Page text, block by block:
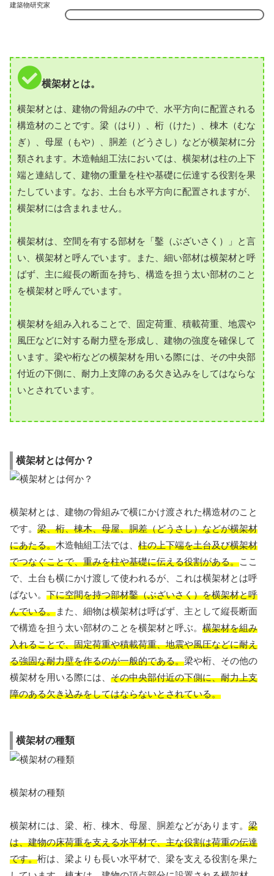
建築物研究家
横架材とは。
横架材とは、建物の骨組みの中で、水平方向に配置される
構造材のことです。梁（はり）、桁（けた）、棟木（むな
ぎ）、母屋（もや）、胴差（どうさし）などが横架材に分
類されます。木造軸組工法においては、横架材は柱の上下
端と連結して、建物の重量を柱や基礎に伝達する役割を果
たしています。なお、土台も水平方向に配置されますが、
横架材には含まれません。
横架材は、空間を有する部材を「鑿（ぶざいさく）」と言
い、横架材と呼んでいます。また、細い部材は横架材と呼
ばず、主に縦長の断面を持ち、構造を担う太い部材のこと
を横架材と呼んでいます。
横架材を組み入れることで、固定荷重、積載荷重、地震や
風圧などに対する耐力壁を形成し、建物の強度を確保して
います。梁や桁などの横架材を用いる際には、その中央部
付近の下側に、耐力上支障のある欠き込みをしてはならな
いとされています。
横架材とは何か？
横架材とは、建物の骨組みで横にかけ渡された構造材のこと
です。 梁、桁、棟木、母屋、胴差（どうさし）などが横架材
にあたる。木造軸組工法では、 柱の上下端を土台及び横架材
でつなぐことで、重みを柱や基礎に伝える役割がある。ここ
で、土台も横にかけ渡して使われるが、これは横架材とは呼
ばない。 下に空間を持つ部材鑿（ぶざいさく）を横架材と呼
んでいる。また、細物は横架材は呼ばず、主として縦長断面
で構造を担う太い部材のことを横架材と呼ぶ。 横架材を組み
入れることで、固定荷重や積載荷重、地震や風圧などに耐え
る強固な耐力壁を作るのが一般的である。梁や桁、その他の
横架材を用いる際には、 その中央部付近の下側に、耐力上支
障のある欠き込みをしてはならないとされている。
横架材の種類
横架材の種類
横架材には、梁、桁、棟木、母屋、胴差などがあります。 梁
は、建物の床荷重を支える水平材で、主な役割は荷重の伝達
です。桁は、梁よりも長い水平材で、梁を支える役割を果た